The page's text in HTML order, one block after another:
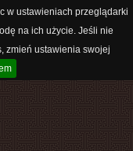
w ustawieniach przeglądarki
na ich użycie. Jeśli nie
zmień ustawienia swojej